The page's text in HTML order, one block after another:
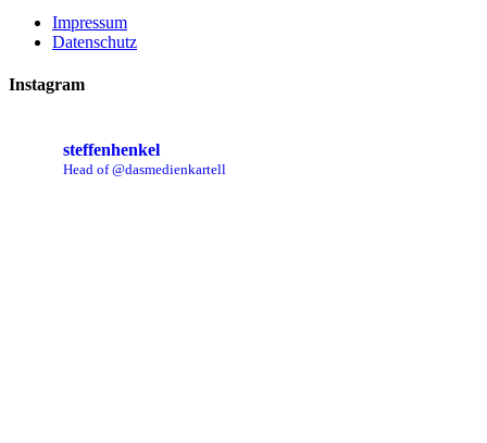
Impressum
Datenschutz
Instagram
steffenhenkel
Head of @dasmedienkartell